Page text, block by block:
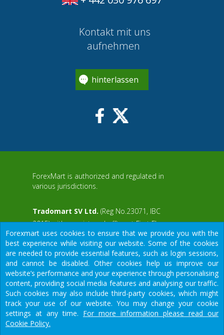
Kontakt mit uns
aufnehmen
hinterlassen
ForexMart is authorized and regulated in
various jurisdictions.
Tradomart SV Ltd. (Reg No.23071, IBC
2015) with a registered office at First Floor,
SVG Teachers Co-operative Credit Union
Limited Uptown Building, Corner of James
and Middle Street, Kingstown, Saint Vincent
and the Grenadines
Restricted Regions: the United States of
America, North Korea, Sudan, Syria and
some other regions.
aWS
We would like to warn you that there are many scammers in the
financial sector, do not provide your data except for official
forms on our resource.
Forexmart uses cookies to ensure that we provide you with the
best experience while visiting our website. Some of the cookies
are needed to provide essential features, such as login sessions,
and cannot be disabled. Other cookies help us improve our
website’s performance and your experience through personalising
content, providing social media features and analysing our traffic.
Such cookies may also include third-party cookies, which might
track your use of our website. You may change your cookie
settings at any time. For more information please read our
Cookie Policy.